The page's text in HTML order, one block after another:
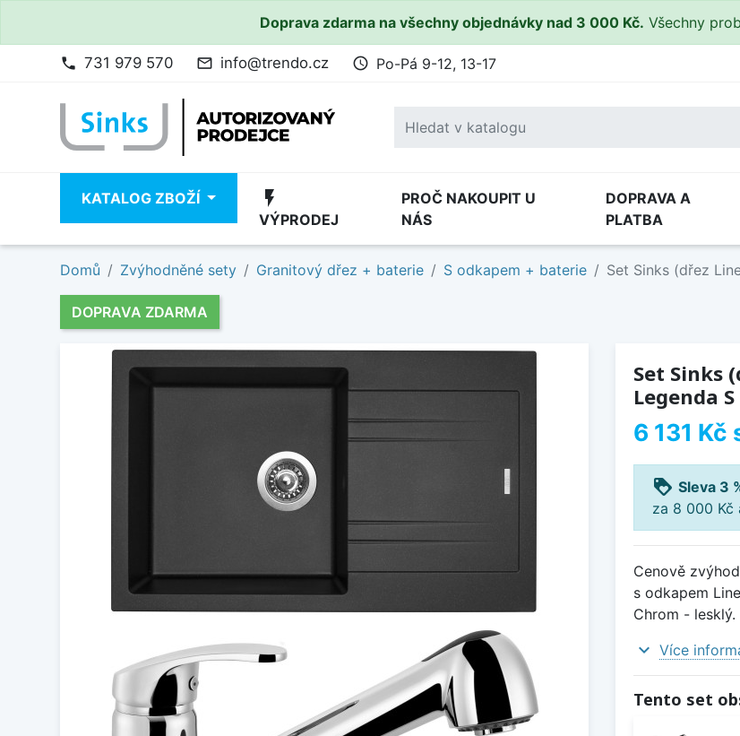
Doprava zdarma na všechny objednávky nad 3 000 Kč. Všechny
phone 731 979 570 mail_outline info@trendo.cz access_time Po-Pá 9-12, 13-17
KATALOG ZBOŽÍ flash_on
VÝPRODEJ
PROČ NAKOUPIT U
NÁS
DOPRAVA A
PLATBA
Domů Zvýhodněné sety Granitový dřez + baterie S odkapem + baterie Set Sinks (dřez
DOPRAVA ZDARMA
Set Sinks
Legenda
6 131 Kč
loyalty Sleva 3
za 8 000 Kč
Cenově
s odkapem
Chrom - lesklý.
expand_more Více
Tento set